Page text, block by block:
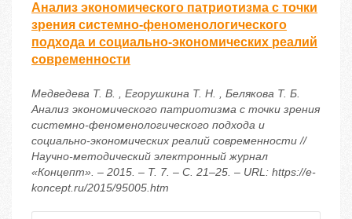
Анализ экономического патриотизма с точки
зрения системно-феноменологического
подхода и социально-экономических реалий
современности
Медведева Т. В. , Егорушкина Т. Н. , Белякова Т. Б.
Анализ экономического патриотизма с точки зрения
системно-феноменологического подхода и
социально-экономических реалий современности //
Научно-методический электронный журнал
«Концепт». – 2015. – Т. 7. – С. 21–25. – URL: https://e-
koncept.ru/2015/95005.htm